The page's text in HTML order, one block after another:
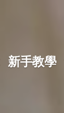
新手教學